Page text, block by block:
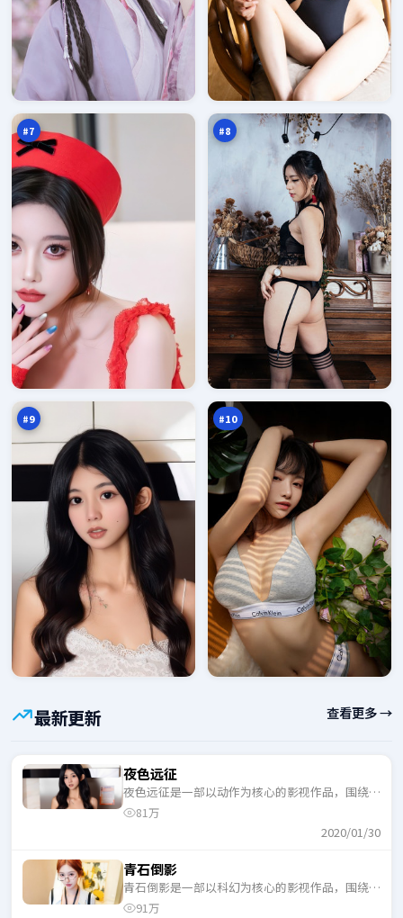
#7
白
序万
#8
沉
舟
下
97
万
#9
苍
梧
引
擎万
#10
雾
岛
暗
涌万
最新更新 查看更多 →
夜色远征
夜色远征是一部以动作为核心的影视作品，围绕危
机、反转与人物成长展开，整体节奏紧凑，适合一
81万
2020/01/30
青石倒影
青石倒影是一部以科幻为核心的影视作品，围绕危
机、反转与人物成长展开，整体节奏紧凑，适合一
91万